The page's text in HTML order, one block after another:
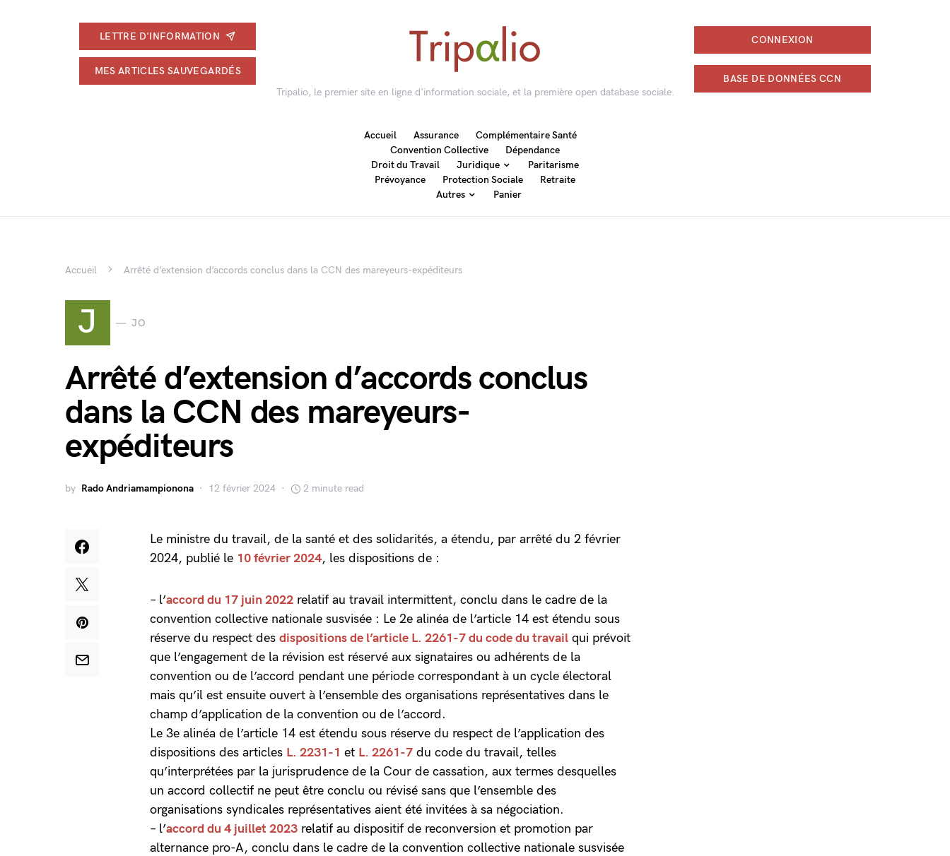
LETTRE D'INFORMATION
MES ARTICLES SAUVEGARDÉS
Tripalio, le premier site en ligne d'information sociale, et la première open database sociale.
CONNEXION
BASE DE DONNÉES CCN
Accueil Assurance
Complémentaire Santé
Convention Collective
Dépendance
Droit du Travail
Juridique
Paritarisme
Prévoyance
Protection Sociale
Retraite
Autres
Panier
Accueil Arrêté d’extension d’accords conclus dans la CCN des mareyeurs-expéditeurs
J JO
Arrêté d’extension d’accords conclus
dans la CCN des mareyeurs-
expéditeurs
by Rado Andriamampionona 12 février 2024 2 minute read
Le ministre du travail, de la santé et des solidarités, a étendu, par arrêté du 2 février
2024, publié le 10 février 2024, les dispositions de :
– l’accord du 17 juin 2022 relatif au travail intermittent, conclu dans le cadre de la
convention collective nationale susvisée : Le 2e alinéa de l’article 14 est étendu sous
réserve du respect des dispositions de l’article L. 2261-7 du code du travail qui prévoit
que l’engagement de la révision est réservé aux signataires ou adhérents de la
convention ou de l’accord pendant une période correspondant à un cycle électoral
mais qu’il est ensuite ouvert à l’ensemble des organisations représentatives dans le
champ d’application de la convention ou de l’accord.
Le 3e alinéa de l’article 14 est étendu sous réserve du respect de l’application des
dispositions des articles L. 2231-1 et L. 2261-7 du code du travail, telles
qu’interprétées par la jurisprudence de la Cour de cassation, aux termes desquelles
un accord collectif ne peut être conclu ou révisé sans que l’ensemble des
organisations syndicales représentatives aient été invitées à sa négociation.
– l’accord du 4 juillet 2023 relatif au dispositif de reconversion et promotion par
alternance pro-A, conclu dans le cadre de la convention collective nationale susvisée